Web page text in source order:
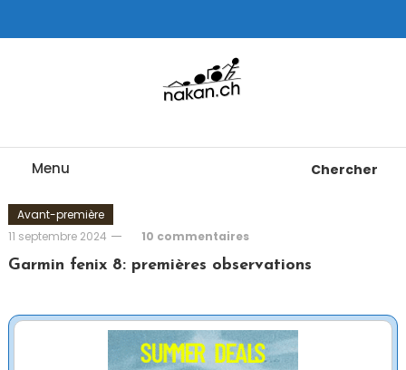
To
Menu Chercher
Avant-première
11 septembre 2024
10 commentaires
Garmin fenix 8: premières observations